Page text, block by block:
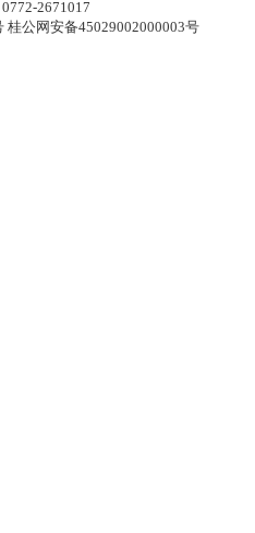
2671017
桂公网安备45029002000003号